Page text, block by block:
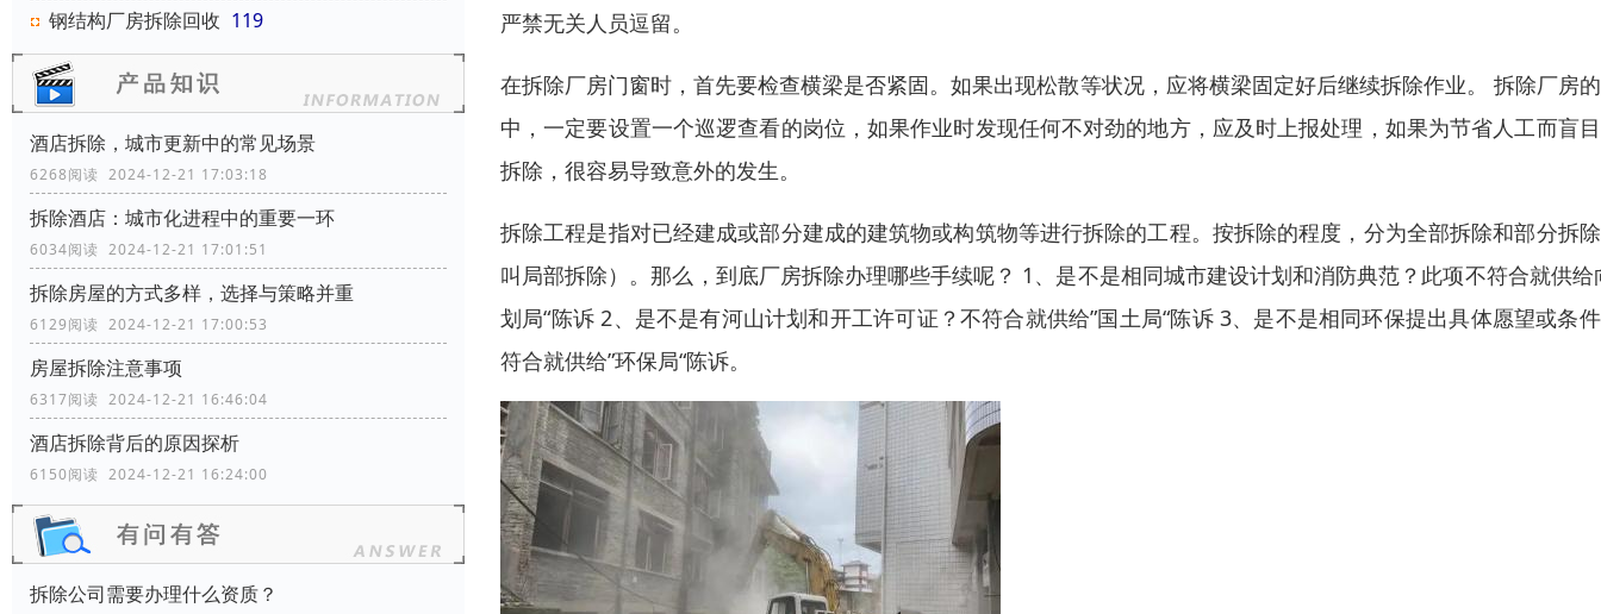
钢结构厂房拆除回收 119
酒店拆除，城市更新中的常见场景
6268阅读 2024-12-21 17:03:18
拆除酒店：城市化进程中的重要一环
6034阅读 2024-12-21 17:01:51
拆除房屋的方式多样，选择与策略并重
6129阅读 2024-12-21 17:00:53
房屋拆除注意事项
6317阅读 2024-12-21 16:46:04
酒店拆除背后的原因探析
6150阅读 2024-12-21 16:24:00
拆除公司需要办理什么资质？
严禁无关人员逗留。
在拆除厂房门窗时，首先要检查横梁是否紧固。如果出现松散等状况，应将横梁固定好后继续拆除作业。 拆除厂房
中，一定要设置一个巡逻查看的岗位，如果作业时发现任何不对劲的地方，应及时上报处理，如果为节省人工而盲
拆除，很容易导致意外的发生。
拆除工程是指对已经建成或部分建成的建筑物或构筑物等进行拆除的工程。按拆除的程度，分为全部拆除和部分拆
叫局部拆除）。那么，到底厂房拆除办理哪些手续呢？ 1、是不是相同城市建设计划和消防典范？此项不符合就供给
划局“陈诉 2、是不是有河山计划和开工许可证？不符合就供给”国土局“陈诉 3、是不是相同环保提出具体愿望或条
符合就供给”环保局“陈诉。